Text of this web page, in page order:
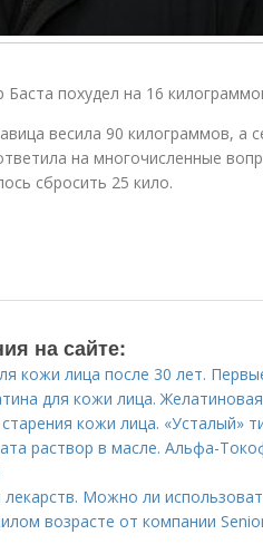
похудел на 16
весила 90 килограммов, а
на многочисленные
сбросить 25 кило.
на сайте:
кожи лица после 30 лет.
для кожи лица.
кожи лица. «Усталый»
раствор в масле. Альфа-
Можно ли
возрасте от компании